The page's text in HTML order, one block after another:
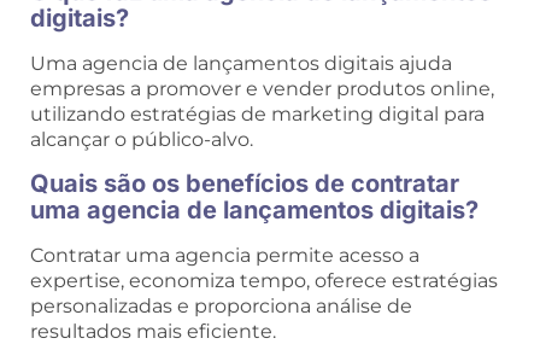
digitais?
Uma agencia de lançamentos digitais ajuda
empresas a promover e vender produtos online,
utilizando estratégias de marketing digital para
alcançar o público-alvo.
Quais são os benefícios de contratar
uma agencia de lançamentos digitais?
Contratar uma agencia permite acesso a
expertise, economiza tempo, oferece estratégias
personalizadas e proporciona análise de
resultados mais eficiente.